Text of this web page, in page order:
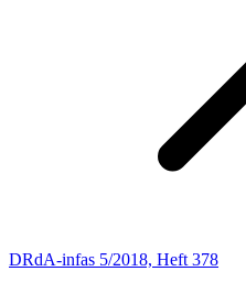
DRdA-infas 5/2018, Heft 378